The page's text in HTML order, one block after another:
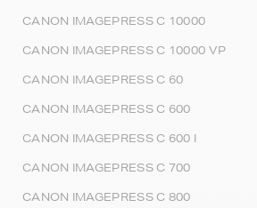
CANON IMAGEPRESS C 10000
CANON IMAGEPRESS C 10000 VP
CANON IMAGEPRESS C 60
CANON IMAGEPRESS C 600
CANON IMAGEPRESS C 600 I
CANON IMAGEPRESS C 700
CANON IMAGEPRESS C 800